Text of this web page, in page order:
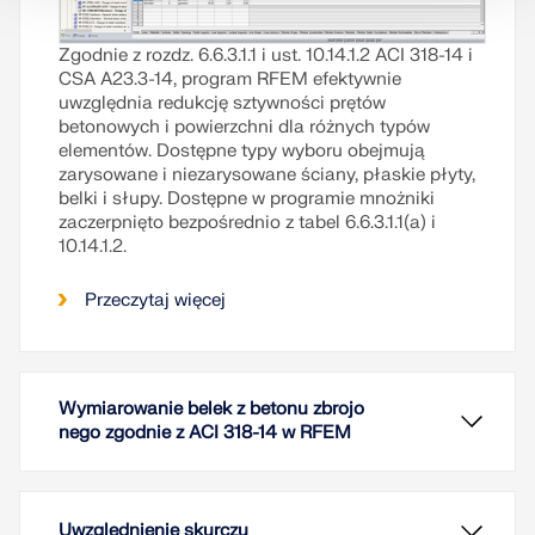
Zgodnie z rozdz. 6.6.3.1.1 i ust. 10.14.1.2 ACI 318-14 i
CSA A23.3-14, program RFEM efektywnie
uwzględnia redukcję sztywności prętów
betonowych i powierzchni dla różnych typów
elementów. Dostępne typy wyboru obejmują
zarysowane i niezarysowane ściany, płaskie płyty,
belki i słupy. Dostępne w programie mnożniki
zaczerpnięto bezpośrednio z tabel 6.6.3.1.1(a) i
10.14.1.2.
Przeczytaj więcej
Wymiarowanie belek z betonu zbrojo
nego zgodnie z ACI 318-14 w RFEM